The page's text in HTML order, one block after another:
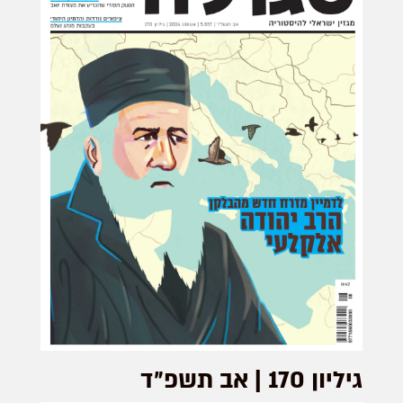
חב"ד |
דירה
בבירה
מערכת
סגול...
גיליון 170 | אב תשפ״ד